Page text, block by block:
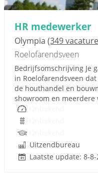
HR medewerker
Olympia (349
Roelofarendsveen
Bedrijfsomschrijving Je
in Roelofarendsveen
de houthandel en
showroom en meerdere
Uitzendbureau
Laatste update: 8-8-